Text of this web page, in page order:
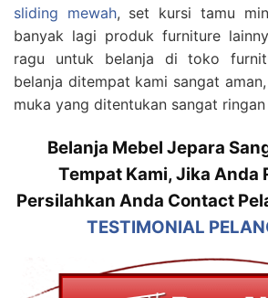
sliding mewah, set kursi tamu
banyak lagi produk furniture
ragu untuk belanja di toko
belanja ditempat kami sangat
muka yang ditentukan sangat ringan
Belanja Mebel Jepara
Tempat Kami, Jika Anda
Persilahkan Anda Contact
TESTIMONIAL